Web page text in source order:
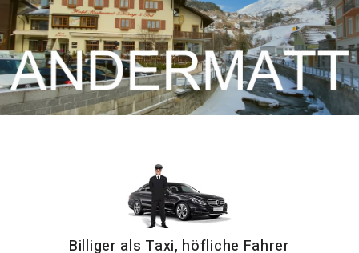
Billiger als Taxi, höfliche Fahrer